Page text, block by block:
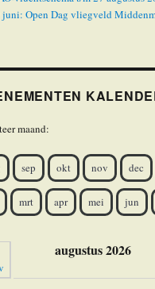
juni: Open Dag vliegveld
maand:
sep okt nov dec
mrt apr mei jun
augustus 2026